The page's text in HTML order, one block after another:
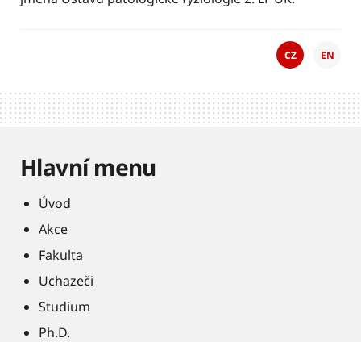
CZ EN
Hlavní menu
Úvod
Akce
Fakulta
Uchazeči
Studium
Ph.D.